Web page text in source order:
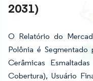
2031)
O Relatório do
Polônia é
Cerâmicas
Cobertura), Usuário